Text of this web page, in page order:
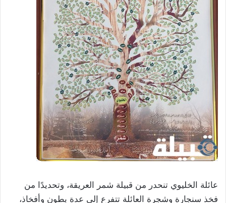
عائلة الخليوي تنحدر من قبيلة شمر العريقة، وتحديدًا من
فخذ سنجارة وشجرة العائلة تتفرع إلى عدة بطون وأفخاذ،